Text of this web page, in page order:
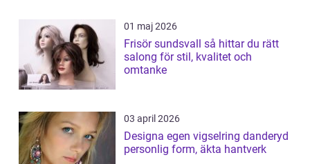
01 maj 2026
Frisör sundsvall så hittar du rätt
salong för stil, kvalitet och
omtanke
03 april 2026
Designa egen vigselring danderyd
personlig form, äkta hantverk